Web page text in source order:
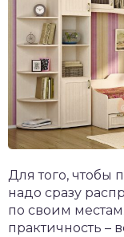
Для того, чтобы
надо сразу
по своим
практичность –